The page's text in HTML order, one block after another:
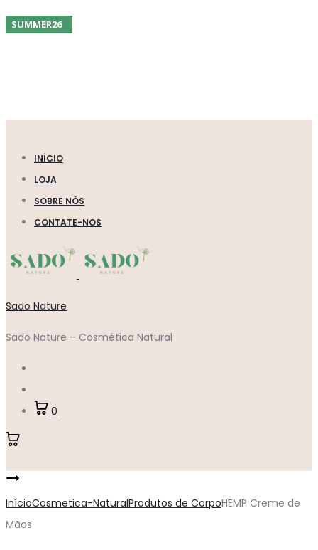
INÍCIO
LOJA
SOBRE NÓS
CONTATE-NOS
Sado Nature
Sado Nature – Cosmética Natural
0
Navegação
de
produtos
RICE
Creme
de
InícioCosmetica-NaturalProdutos de CorpoHEMP Creme de
Mãos
SUMMER26
SUMMER26
PROMOÇÃO
SUMMER26